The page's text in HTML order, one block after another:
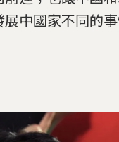
中國家不同的